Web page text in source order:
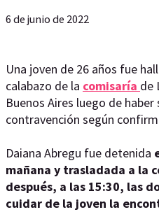
6 de junio de 2022
Una joven de 26 años fue
calabazo de la comisaría de
Buenos Aires luego de
contravención según
Daiana Abregu fue detenida
mañana y trasladada a la
después, a las 15:30, las
cuidar de la joven la